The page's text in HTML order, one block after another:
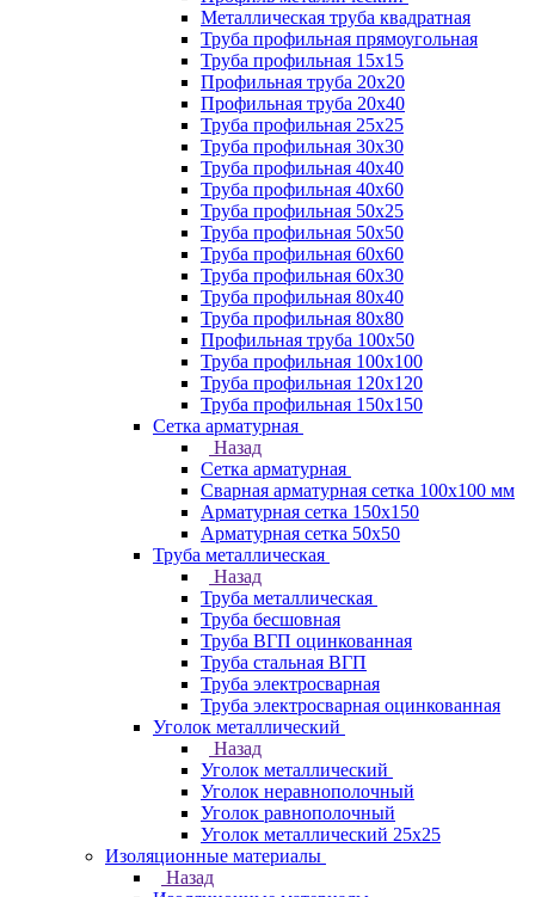
Металлическая труба квадратная
Труба профильная прямоугольная
Труба профильная 15х15
Профильная труба 20х20
Профильная труба 20х40
Труба профильная 25х25
Труба профильная 30x30
Труба профильная 40х40
Труба профильная 40х60
Труба профильная 50х25
Труба профильная 50х50
Труба профильная 60x60
Труба профильная 60х30
Труба профильная 80х40
Труба профильная 80х80
Профильная труба 100х50
Труба профильная 100х100
Труба профильная 120х120
Труба профильная 150х150
Сетка арматурная
Назад
Сетка арматурная
Сварная арматурная сетка 100х100 мм
Арматурная сетка 150х150
Арматурная сетка 50х50
Труба металлическая
Назад
Труба металлическая
Труба бесшовная
Труба ВГП оцинкованная
Труба стальная ВГП
Труба электросварная
Труба электросварная оцинкованная
Уголок металлический
Назад
Уголок металлический
Уголок неравнополочный
Уголок равнополочный
Уголок металлический 25х25
Изоляционные материалы
Назад